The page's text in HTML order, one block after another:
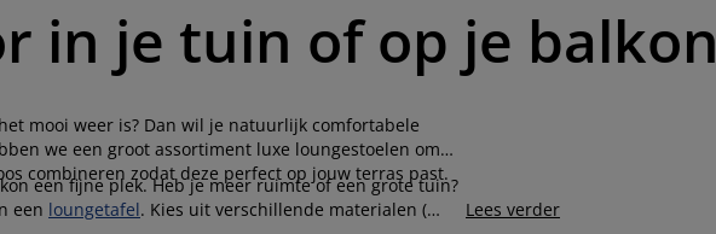
in je tuin of op je balkon
mooi weer is? Dan wil je natuurlijk comfortabele
we een groot assortiment luxe loungestoelen om
combineren zodat deze perfect op jouw terras past.
een fijne plek. Heb je meer ruimte of een grote tuin?
een loungetafel. Kies uit verschillende materialen (
Lees verder